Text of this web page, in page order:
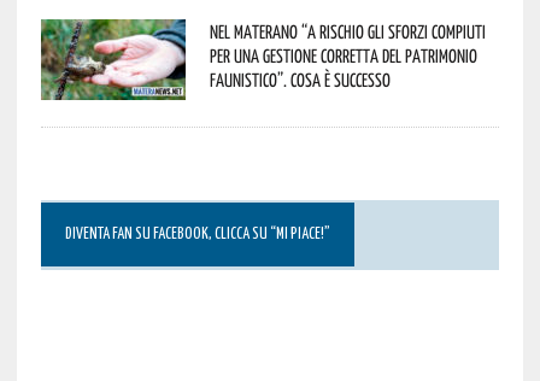
Nel materano “a rischio gli sforzi compiuti
per una gestione corretta del patrimonio
faunistico”. Cosa è successo
DIVENTA FAN SU FACEBOOK, CLICCA SU “MI PIACE!”